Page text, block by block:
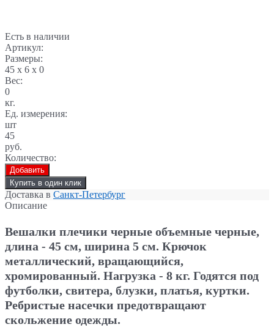
Есть в наличии
Артикул:
Размеры:
45 x 6 x 0
Вес:
0
кг.
Ед. измерения:
шт
45
руб.
Количество:
Добавить
Купить в один клик
Доставка в Санкт-Петербург
Описание
Вешалки плечики черные объемные черные,
длина - 45 см, ширина 5 см. Крючок
металлический, вращающийся,
хромированный. Нагрузка - 8 кг. Годятся под
футболки, свитера, блузки, платья, куртки.
Ребристые насечки предотвращают
скольжение одежды.